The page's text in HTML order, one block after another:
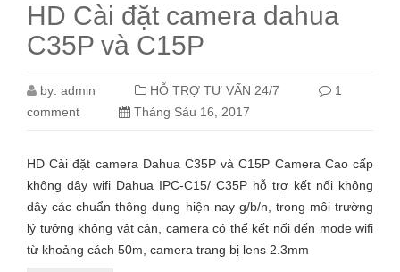
HD Cài đặt camera dahua
C35P và C15P
by: admin HỖ TRỢ TƯ VẤN 24/7
1
comment
Tháng Sáu 16, 2017
HD Cài đặt camera Dahua C35P và C15P Camera Cao cấp
không dây wifi Dahua IPC-C15/ C35P hỗ trợ kết nối không
dây các chuẩn thông dụng hiện nay g/b/n, trong môi trường
lý tưởng không vật cản, camera có thể kết nối dến mode wifi
từ khoảng cách 50m, camera trang bị lens 2.3mm